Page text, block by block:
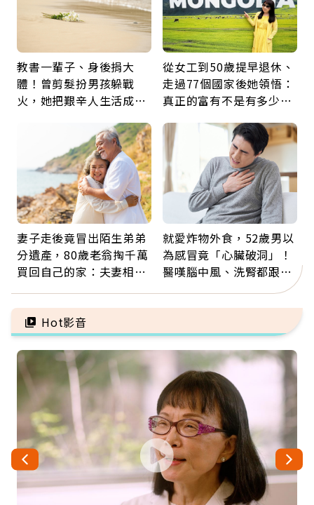
教書一輩子、身後捐大
體！曾剪髮扮男孩躲戰
火，她把艱辛人生活成風
從女工到50歲提早退休、
走過77個國家後她領悟：
真正的富有不是有多少
自由
妻子走後竟冒出陌生弟弟
分遺產，80歲老翁掏千萬
買回自己的家：夫妻相守
就愛炸物外食，52歲男以
為感冒竟「心臟破洞」！
醫嘆腦中風、洗腎都跟它
有關：4警訊是心臟在呼
救
Hot影音